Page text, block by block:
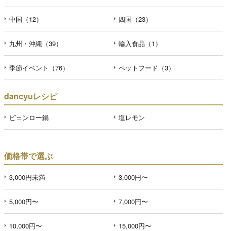
中国（12） 四国（23）
九州・沖縄（39） 輸入食品（1）
季節イベント（76） ペットフード（3）
dancyuレシピ
ピェンロー鍋 塩レモン
価格帯で選ぶ
3,000円未満 3,000円〜
5,000円〜 7,000円〜
10,000円〜 15,000円〜